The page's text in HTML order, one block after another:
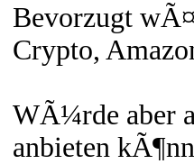
Bevorzugt
Crypto,
WÃ¼rde aber
anbieten